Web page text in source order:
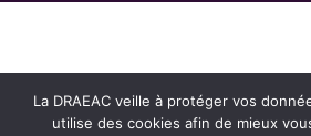
La DRAEAC veille à protéger vos
utilise des cookies afin de mieux